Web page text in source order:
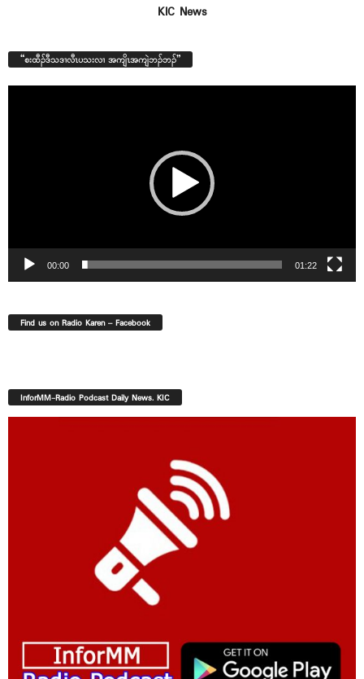
KIC News
“စးထီၣ်ဒီသဒၢလီၤပသးလၢ အကျိၤအကျဲဘၣ်ဘၣ်”
00:00 01:22
Find us on Radio Karen – Facebook
InforMM-Radio Podcast Daily News. KIC